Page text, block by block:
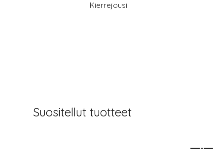
Kierrejousi
Suositellut tuotteet